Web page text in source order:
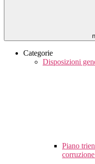
Categorie
Disposizioni
Piano